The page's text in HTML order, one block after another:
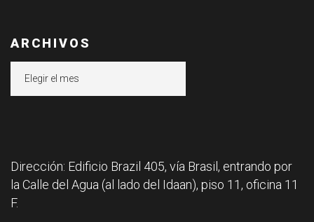
ARCHIVOS
Dirección: Edificio Brazil 405, vía Brasil, entrando por
la Calle del Agua (al lado del Idaan), piso 11, oficina 11
F.